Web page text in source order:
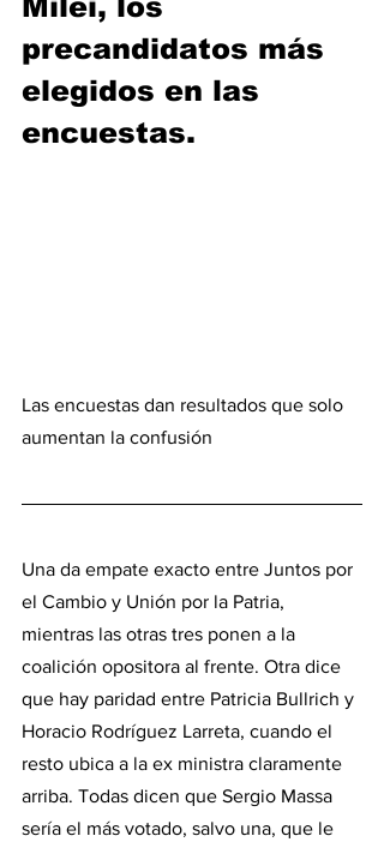
Milei, los
precandidatos más
elegidos en las
encuestas.
Las encuestas dan resultados que solo
aumentan la confusión
Una da empate exacto entre Juntos por
el Cambio y Unión por la Patria,
mientras las otras tres ponen a la
coalición opositora al frente. Otra dice
que hay paridad entre Patricia Bullrich y
Horacio Rodríguez Larreta, cuando el
resto ubica a la ex ministra claramente
arriba. Todas dicen que Sergio Massa
sería el más votado, salvo una, que le